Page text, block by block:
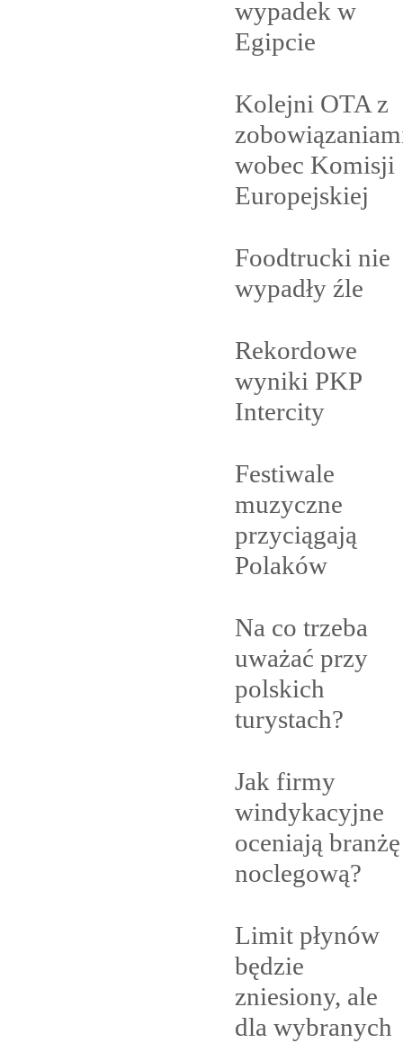
wypadek w
Egipcie
Kolejni OTA z
wobec Komisji
Europejskiej
Foodtrucki nie
wypadły źle
Rekordowe
wyniki PKP
Intercity
Festiwale
muzyczne
przyciągają
Polaków
Na co trzeba
uważać przy
polskich
turystach?
Jak firmy
windykacyjne
oceniają branżę
noclegową?
Limit płynów
będzie
zniesiony, ale
dla wybranych